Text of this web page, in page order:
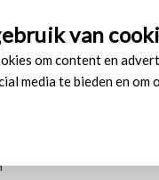
van
om content en
media te bieden en om